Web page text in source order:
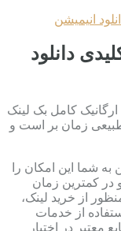
دانلود
کامل بک لینک
زمان بر است و
به شما این امکان را
کمترین زمان
از خرید لینک،
از خدمات
در اختیار